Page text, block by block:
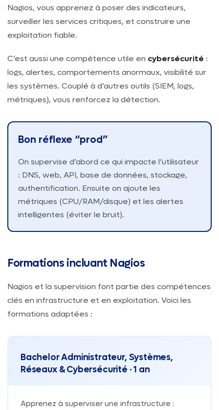
Nagios, vous apprenez à poser des indicateurs,
surveiller les services critiques, et construire une
exploitation fiable.
C’est aussi une compétence utile en cybersécurité :
logs, alertes, comportements anormaux, visibilité sur
les systèmes. Couplé à d’autres outils (SIEM, logs,
métriques), vous renforcez la détection.
Bon réflexe “prod”
On supervise d’abord ce qui impacte l’utilisateur
: DNS, web, API, base de données, stockage,
authentification. Ensuite on ajoute les
métriques (CPU/RAM/disque) et les alertes
intelligentes (éviter le bruit).
Formations incluant Nagios
Nagios et la supervision font partie des compétences
clés en infrastructure et en exploitation. Voici les
formations adaptées :
Bachelor Administrateur, Systèmes,
Réseaux & Cybersécurité · 1 an
Apprenez à superviser une infrastructure :